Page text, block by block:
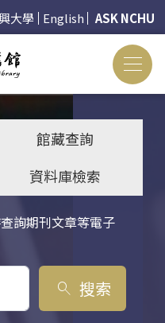
大學 English ASK NCHU
館藏查詢
資料庫檢索
詢期刊文章等電子
search 搜索